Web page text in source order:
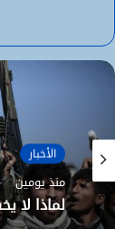
الأخبار
منذ يومين
لماذا لا
الأخبار
منذ يومين